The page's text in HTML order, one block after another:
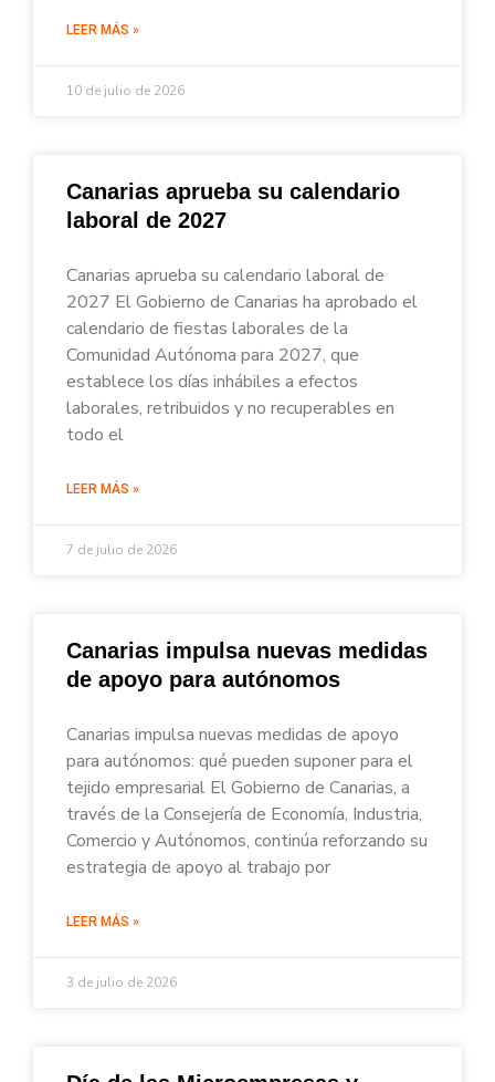
LEER MÁS »
10 de julio de 2026
Canarias aprueba su calendario
laboral de 2027
Canarias aprueba su calendario laboral de
2027 El Gobierno de Canarias ha aprobado el
calendario de fiestas laborales de la
Comunidad Autónoma para 2027, que
establece los días inhábiles a efectos
laborales, retribuidos y no recuperables en
todo el
LEER MÁS »
7 de julio de 2026
Canarias impulsa nuevas medidas
de apoyo para autónomos
Canarias impulsa nuevas medidas de apoyo
para autónomos: qué pueden suponer para el
tejido empresarial El Gobierno de Canarias, a
través de la Consejería de Economía, Industria,
Comercio y Autónomos, continúa reforzando su
estrategia de apoyo al trabajo por
LEER MÁS »
3 de julio de 2026